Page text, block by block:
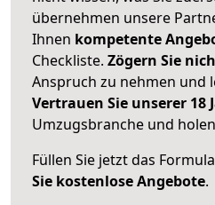
übernehmen unsere
Ihnen kompetente
Checkliste. Zögern Sie
Anspruch zu nehmen und
Vertrauen Sie unserer 18
Umzugsbranche und
Füllen Sie jetzt das
Sie kostenlose Angebote.